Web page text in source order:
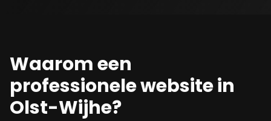
Waarom een
professionele website in
Olst-Wijhe?